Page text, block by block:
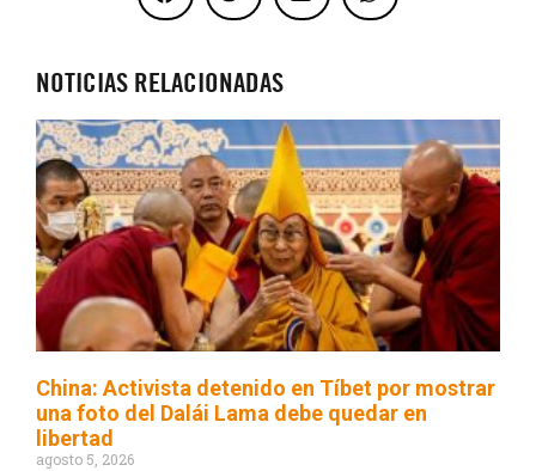
NOTICIAS RELACIONADAS
China: Activista detenido en Tíbet por mostrar
una foto del Dalái Lama debe quedar en
libertad
agosto 5, 2026